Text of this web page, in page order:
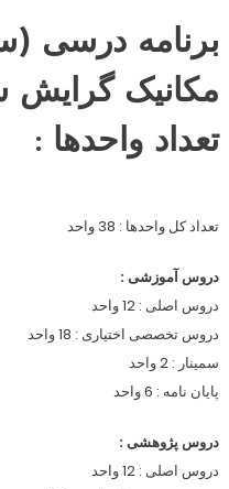
برنامه درسی
مکانیک گرایش
تعداد واحدها :
تعداد کل واحدها : 38 واحد
دروس آموزشی :
دروس اصلی : 12واحد
دروس تخصصی اختیاری : 18 واحد
سمینار : 2واحد
پایان نامه : 6واحد
دروس پژوهشی :
دروس اصلی : 12واحد